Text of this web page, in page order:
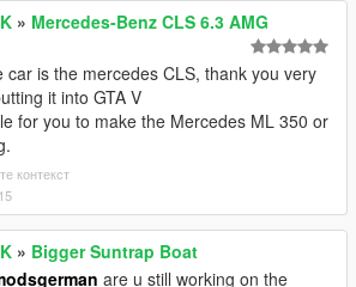
» Mercedes-Benz CLS 6.3 AMG
car is the mercedes CLS, thank you very
it into GTA V
for you to make the Mercedes ML 350 or
контекст
» Bigger Suntrap Boat
are u still working on the